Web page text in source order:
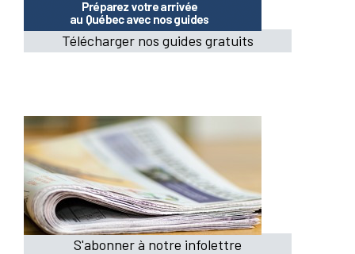
Télécharger nos guides gratuits
S'abonner à notre infolettre